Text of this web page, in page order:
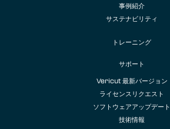
事例紹介
サステナビリティ
トレーニング
サポート
Vericut 最新バージョン
ライセンスリクエスト
ソフトウェアアップデート
技術情報